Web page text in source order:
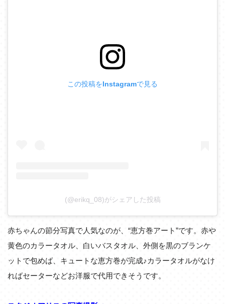
この投稿をInstagramで見る
(@erikq_08)がシェアした投稿
赤ちゃんの節分写真で人気なのが、“恵方巻アート”です。赤や
黄色のカラータオル、白いバスタオル、外側を黒のブランケ
ットで包めば、キュートな恵方巻が完成♪カラータオルがなけ
ればセーターなどお洋服で代用できそうです。